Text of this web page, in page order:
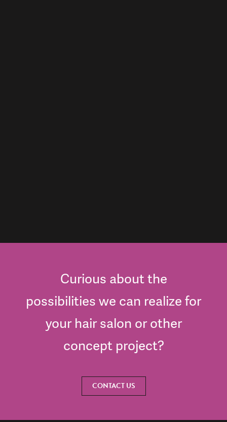
Curious about the
possibilities we can realize for
your hair salon or other
concept project?
CONTACT US